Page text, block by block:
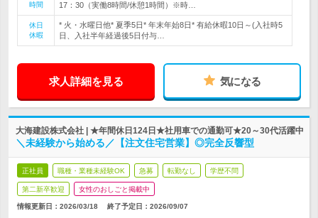
時間
17：30（実働8時間/休憩1時間）※時…
休日
休暇
* 火・水曜日他* 夏季5日* 年末年始8日* 有給休暇10日～(入社時5
日、入社半年経過後5日付与…
求人詳細を見る 気になる
大海建設株式会社 | ★年間休日124日★社用車での通勤可★20～30代活躍中
＼未経験から始める／【注文住宅営業】◎完全反響型
正社員 職種・業種未経験OK 急募 転勤なし 学歴不問
第二新卒歓迎 女性のおしごと掲載中
情報更新日：2026/03/18 終了予定日： 2026/09/07